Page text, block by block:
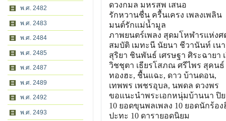
พ.ศ. 2482
พ.ศ. 2483
พ.ศ. 2484
พ.ศ. 2485
พ.ศ. 2487
พ.ศ. 2489
พ.ศ. 2492
พ.ศ. 2493
ดวงกมล มหรสพ เสนอ
รักหวานชื่น ครื้นเครง เพลงเพลิน
มนต์รักแม่น้ำมูล
ภาพยนตร์เพลง สุดมโหฬารแห่งศ
สมบัติ เมทะนี นัยนา ชีวานันท์ เน
สุริยา ชินพันธ์ เศรษฐา ศิระฉายา
วิชชุตา เธียรโสภณ ศรีไพร สุคนธ์
ทองฮะ, ชื้นแฉะ, ดาว บ้านดอน,
เทพพร เพชรอุบล, นพดล ดวงพร
ขอแนะนำพระเอกหนุ่มบ้านนา ปิ
10 ยอดขุนพลเพลง 10 ยอดนักร้อง
ปะทะ 10 ดารายอดนิยม